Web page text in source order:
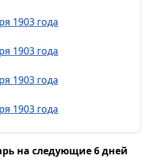
1903 года
1903 года
1903 года
1903 года
на следующие 6 дней